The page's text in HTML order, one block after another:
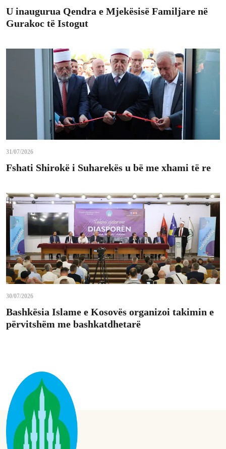
U inaugurua Qendra e Mjekësisë Familjare në
Gurakoc të Istogut
31/07/2026
Fshati Shirokë i Suharekës u bë me xhami të re
30/07/2026
Bashkësia Islame e Kosovës organizoi takimin e
përvitshëm me bashkatdhetarë